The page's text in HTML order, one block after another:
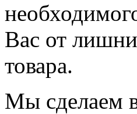
Вас от
товара.
Мы сделаем